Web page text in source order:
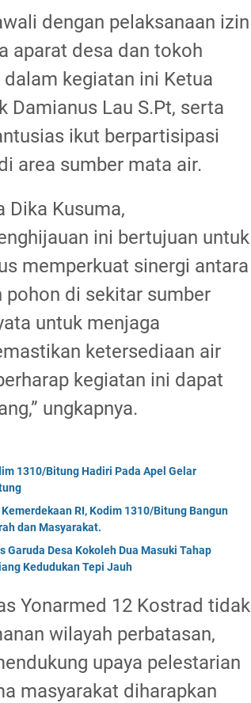
dengan pelaksanaan izin
aparat desa dan tokoh
kegiatan ini Ketua
Damianus Lau S.Pt, serta
ikut berpartisipasi
area sumber mata air.
Dika Kusuma,
ini bertujuan untuk
memperkuat sinergi antara
pohon di sekitar sumber
untuk menjaga
ketersediaan air
kegiatan ini dapat
ungkapnya.
1310/Bitung Hadiri Pada Apel Gelar
RI, Kodim 1310/Bitung Bangun
dan Masyarakat.
Desa Kokoleh Dua Masuki Tahap
Kedudukan Tepi Jauh
Yonarmed 12 Kostrad tidak
wilayah perbatasan,
upaya pelestarian
masyarakat diharapkan